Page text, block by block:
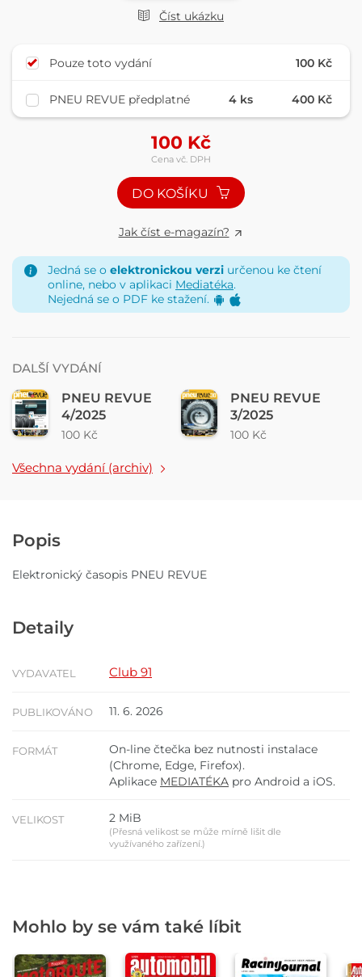
Číst ukázku
Pouze toto vydání 100 Kč
PNEU REVUE předplatné 4 ks 400 Kč
100 Kč
Cena vč. DPH
DO KOŠÍKU
Jak číst e-magazín?
Jedná se o elektronickou verzi určenou ke čtení
online, nebo v aplikaci Mediatéka.
Nejedná se o PDF ke stažení.
DALŠÍ VYDÁNÍ
PNEU REVUE
4/2025
100 Kč
PNEU REVUE
3/2025
100 Kč
Všechna vydání (archiv)
Popis
Elektronický časopis PNEU REVUE
Detaily
VYDAVATEL Club 91
PUBLIKOVÁNO 11. 6. 2026
FORMÁT
On-line čtečka bez nutnosti instalace
(Chrome, Edge, Firefox).
Aplikace MEDIATÉKA pro Android a iOS.
VELIKOST 2 MiB
(Přesná velikost se může mírně lišit dle
využívaného zařízení.)
Mohlo by se vám také líbit